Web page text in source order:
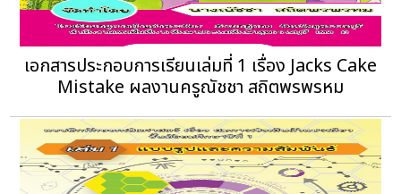
เอกสารประกอบการเรียนเล่มที่ 1 เรื่อง Jacks Cake
Mistake ผลงานครูณัชชา สถิตพรพรหม